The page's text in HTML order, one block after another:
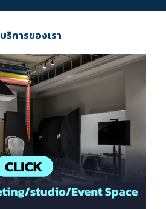
บริการของเรา